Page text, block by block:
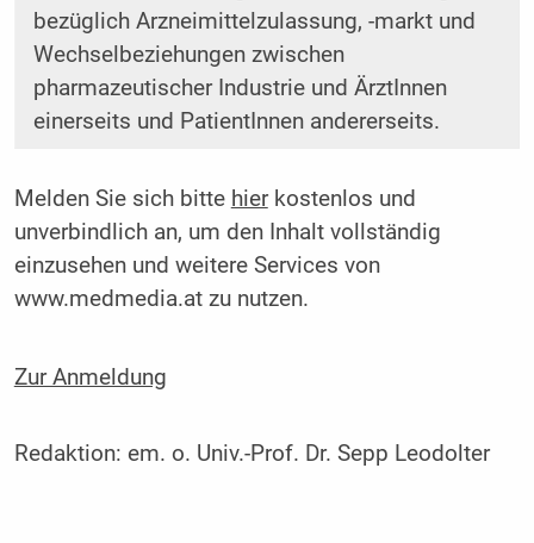
bezüglich Arzneimittelzulassung, -markt und
Wechselbeziehungen zwischen
pharmazeutischer Industrie und ÄrztInnen
einerseits und PatientInnen andererseits.
Melden Sie sich bitte hierkostenlos und
unverbindlich an, um den Inhalt vollständig
einzusehen und weitere Services von
www.medmedia.at zu nutzen.
Zur Anmeldung
Redaktion: em. o. Univ.-Prof. Dr. Sepp Leodolter